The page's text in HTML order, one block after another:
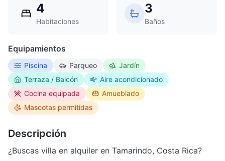
4
Habitaciones
3
Baños
Equipamientos
Piscina Parqueo
Jardín
Terraza / Balcón
Aire acondicionado
Cocina equipada
Amueblado
Mascotas permitidas
Descripción
¿Buscas villa en alquiler en Tamarindo, Costa Rica?